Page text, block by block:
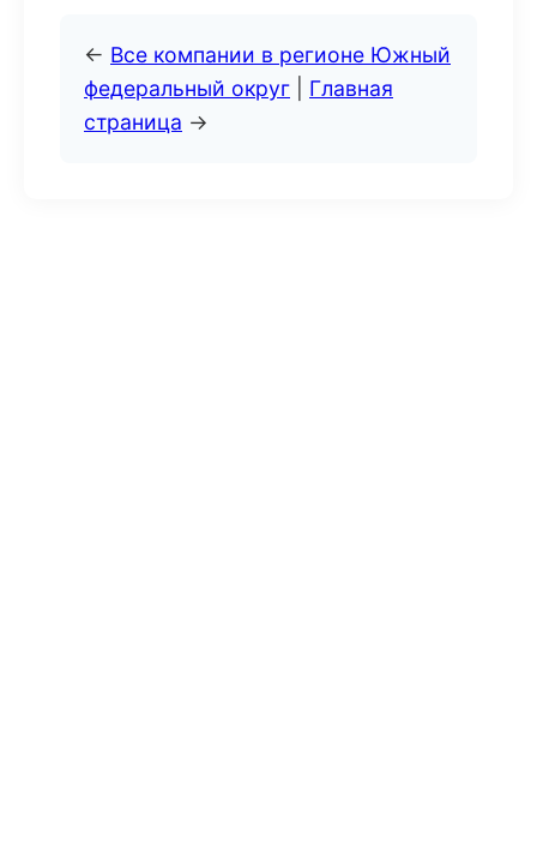
← Все компании в регионе Южный
федеральный округ
Главная
страница →